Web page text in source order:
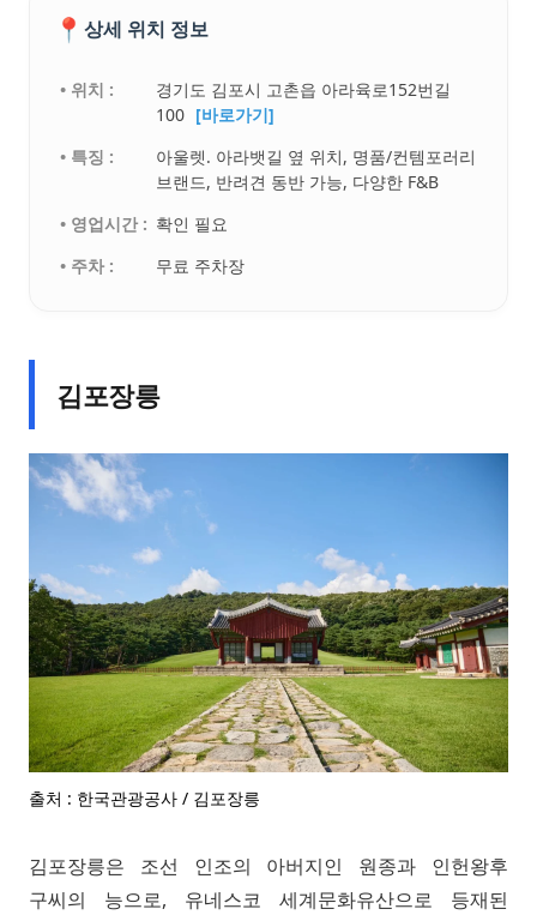
📍 상세 위치 정보
• 위치 :
경기도 김포시 고촌읍 아라육로152번길
100 [바로가기]
• 특징 :
아울렛. 아라뱃길 옆 위치, 명품/컨템포러리
브랜드, 반려견 동반 가능, 다양한 F&B
• 영업시간 : 확인 필요
• 주차 :
무료 주차장
김포장릉
출처 : 한국관광공사 / 김포장릉
김포장릉은 조선 인조의 아버지인 원종과 인헌왕후
구씨의 능으로, 유네스코 세계문화유산으로 등재된